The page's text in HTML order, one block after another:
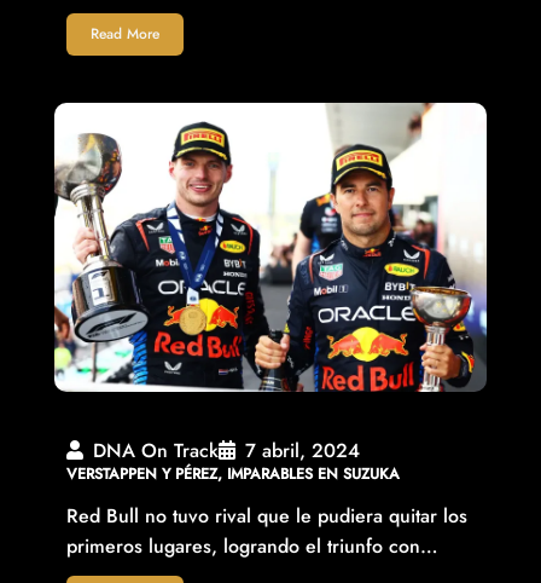
Read More
DNA On Track 7 abril, 2024
VERSTAPPEN Y PÉREZ, IMPARABLES EN SUZUKA
Red Bull no tuvo rival que le pudiera quitar los
primeros lugares, logrando el triunfo con…